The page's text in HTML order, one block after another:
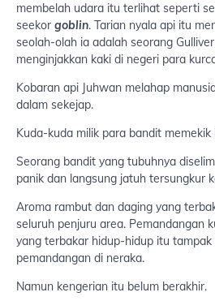
membelah udara itu terlihat seperti
seekor goblin. Tarian nyala api itu
seolah-olah ia adalah seorang
menginjakkan kaki di negeri para
Kobaran api Juhwan melahap
dalam sekejap.
Kuda-kuda milik para bandit memekik
Seorang bandit yang tubuhnya
panik dan langsung jatuh tersungkur
Aroma rambut dan daging yang
seluruh penjuru area. Pemandangan
yang terbakar hidup-hidup itu
pemandangan di neraka.
Namun kengerian itu belum berakhir.